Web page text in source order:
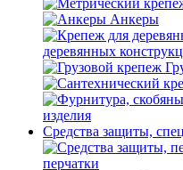
Анкеры
деревянных
изделия
Средства защиты,
перчатки